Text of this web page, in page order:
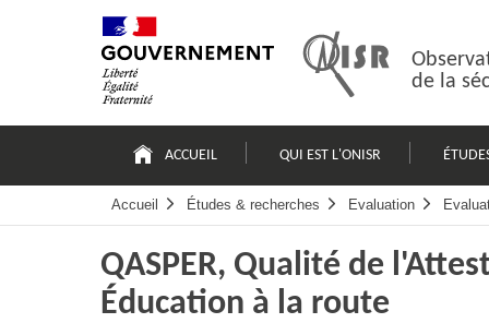
de la
principale
ACCUEIL QUI EST L'ONISR
Accueil Études & recherches Evaluation
QASPER, Qualité de
Éducation à la route